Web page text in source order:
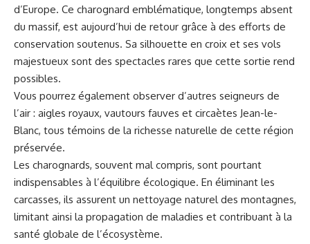
d’Europe. Ce charognard emblématique, longtemps absent
du massif, est aujourd’hui de retour grâce à des efforts de
conservation soutenus. Sa silhouette en croix et ses vols
majestueux sont des spectacles rares que cette sortie rend
possibles.
Vous pourrez également observer d’autres seigneurs de
l’air : aigles royaux, vautours fauves et circaètes Jean-le-
Blanc, tous témoins de la richesse naturelle de cette région
préservée.
Les charognards, souvent mal compris, sont pourtant
indispensables à l’équilibre écologique. En éliminant les
carcasses, ils assurent un nettoyage naturel des montagnes,
limitant ainsi la propagation de maladies et contribuant à la
santé globale de l’écosystème.